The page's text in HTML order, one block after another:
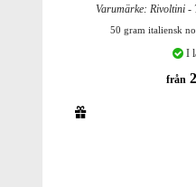
Varumärke: Rivoltini -
50 gram italiensk
I
från